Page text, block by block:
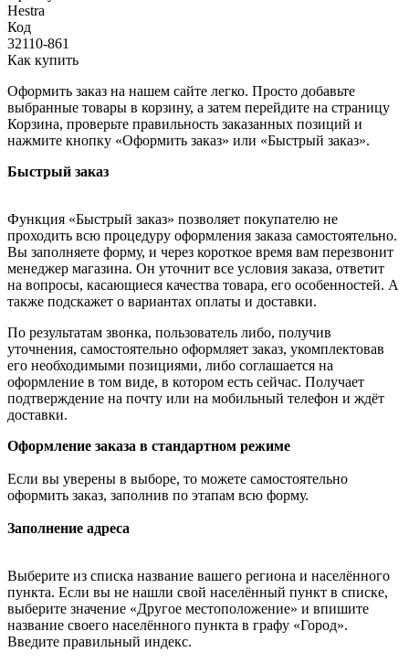
Hestra
Код
32110-861
Как купить
Оформить заказ на нашем сайте легко. Просто добавьте
выбранные товары в корзину, а затем перейдите на страницу
Корзина, проверьте правильность заказанных позиций и
нажмите кнопку «Оформить заказ» или «Быстрый заказ».
Быстрый заказ
Функция «Быстрый заказ» позволяет покупателю не
проходить всю процедуру оформления заказа самостоятельно.
Вы заполняете форму, и через короткое время вам перезвонит
менеджер магазина. Он уточнит все условия заказа, ответит
на вопросы, касающиеся качества товара, его особенностей. А
также подскажет о вариантах оплаты и доставки.
По результатам звонка, пользователь либо, получив
уточнения, самостоятельно оформляет заказ, укомплектовав
его необходимыми позициями, либо соглашается на
оформление в том виде, в котором есть сейчас. Получает
подтверждение на почту или на мобильный телефон и ждёт
доставки.
Оформление заказа в стандартном режиме
Если вы уверены в выборе, то можете самостоятельно
оформить заказ, заполнив по этапам всю форму.
Заполнение адреса
Выберите из списка название вашего региона и населённого
пункта. Если вы не нашли свой населённый пункт в списке,
выберите значение «Другое местоположение» и впишите
название своего населённого пункта в графу «Город».
Введите правильный индекс.